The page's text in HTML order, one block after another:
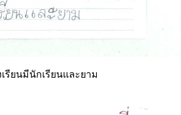
รียนมีนักเรียนและยาม